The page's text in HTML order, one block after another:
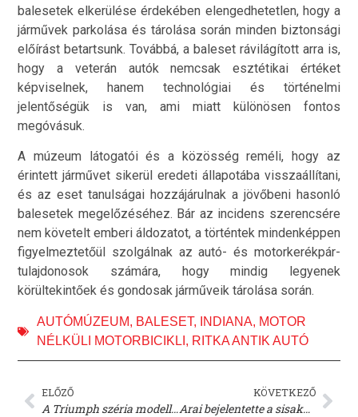
balesetek elkerülése érdekében elengedhetetlen, hogy a
járművek parkolása és tárolása során minden biztonsági
előírást betartsunk. Továbbá, a baleset rávilágított arra is,
hogy a veterán autók nemcsak esztétikai értéket
képviselnek, hanem technológiai és történelmi
jelentőségük is van, ami miatt különösen fontos
megóvásuk.
A múzeum látogatói és a közösség reméli, hogy az
érintett járművet sikerül eredeti állapotába visszaállítani,
és az eset tanulságai hozzájárulnak a jövőbeni hasonló
balesetek megelőzéséhez. Bár az incidens szerencsére
nem követelt emberi áldozatot, a történtek mindenképpen
figyelmeztetőül szolgálnak az autó- és motorkerékpár-
tulajdonosok számára, hogy mindig legyenek
körültekintőek és gondosak járműveik tárolása során.
AUTÓMÚZEUM, BALESET, INDIANA, MOTOR
NÉLKÜLI MOTORBICIKLI , RITKA ANTIK AUTÓ
ELŐZŐ
A Triumph széria modellekkel száll harcba a Red Bull Romaniacs versenyen!
KÖVETKEZŐ
Arai bejelentette a sisakok áremelkedését Japánban: Egyelőre nincs változás az árakban az Egyesült Királyságban